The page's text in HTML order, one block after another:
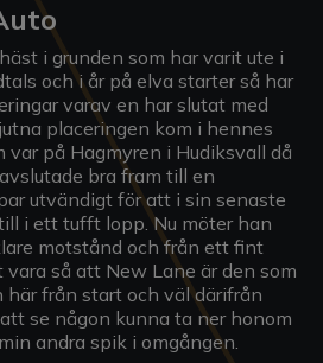
i grunden som har varit ute i
och i år på elva starter så har
varav en har slutat med
placeringen kom i hennes
var på Hagmyren i Hudiksvall då
bra fram till en
utvändigt för att i sin senaste
i ett tufft lopp. Nu möter han
motstånd och från ett fint
vara så att New Lane är den som
från start och väl därifrån
se någon kunna ta ner honom
andra spik i omgången.